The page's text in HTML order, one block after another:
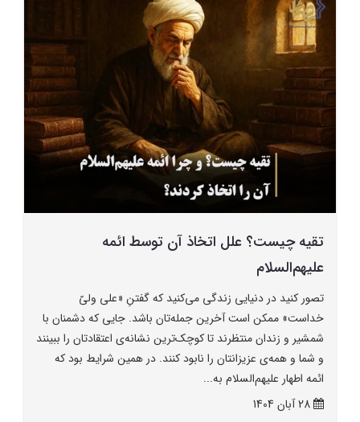
تقیه چیست؟ علل اتخاذ آن توسط ائمه
علیهم‌السلام
تصور کنید در دنیایی زندگی می‌کنید که گفتنِ «علی ولیّ
خداست» ممکن است آخرین جمله‌تان باشد. جایی که دشمنان با
شمشیر و زندان منتظرند تا کوچک‌ترین نشانه‌ی اعتقادتان را ببینند
و شما و همه‌ی عزیزانتان را نابود کنند. در همین شرایط بود که
ائمه اطهار علیهم‌السلام به...